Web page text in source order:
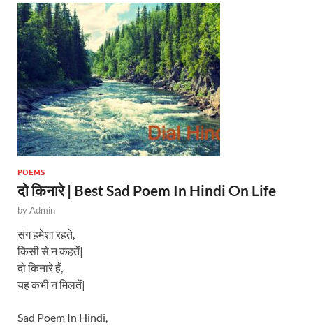
p
p
o
k
POEMS
दो किनारे | Best Sad Poem In Hindi On Life
byAdmin
संग हमेशा रहते,
किसी से न कहतें|
दो किनारे हैं,
यह कभी न मिलतें|
Sad Poem In Hindi,